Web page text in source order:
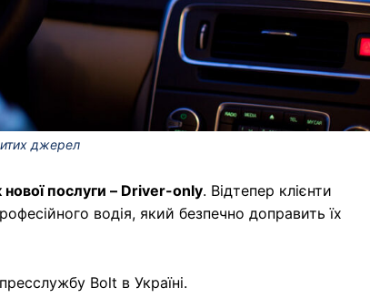
джерел
нової послуги – Driver-only. Відтепер клієнти
водія, який безпечно доправить їх
Bolt в Україні.